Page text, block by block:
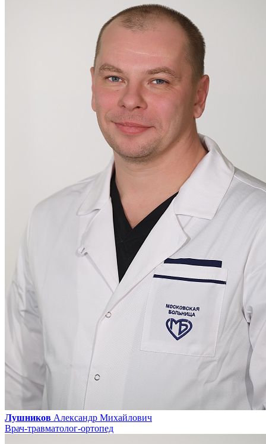
Лушников Александр Михайлович
Врач-травматолог-ортопед